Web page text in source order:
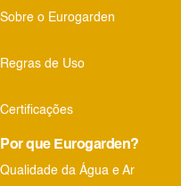
Sobre o Eurogarden
Regras de Uso
Certificações
Por que Eurogarden?
Qualidade da Água e Ar